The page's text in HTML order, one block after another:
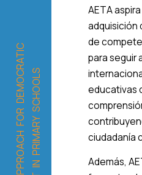
AETA
adquisición
de
para seguir
educativas
ciudadanía
Además,